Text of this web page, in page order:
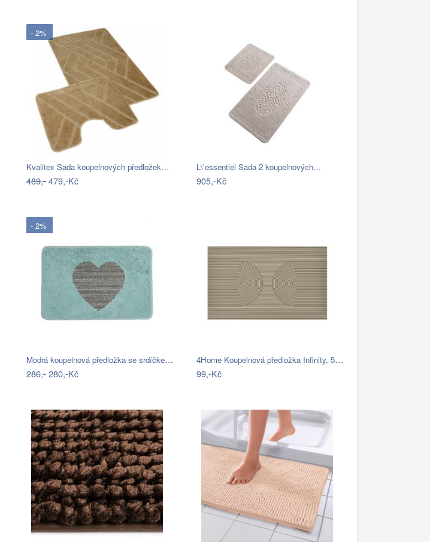
- 2%
Kvalitex Sada koupelnových předložek…
489,-479,-Kč
L\'essentiel Sada 2 koupelnových…
905,-Kč
- 2%
Modrá koupelnová předložka se srdíčkem …
286,-280,-Kč
4Home Koupelnová předložka Infinity, 50…
99,-Kč